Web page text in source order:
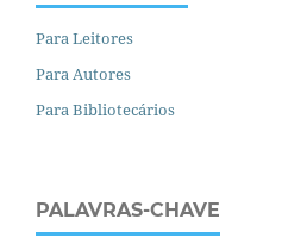
Para Leitores
Para Autores
Para Bibliotecários
PALAVRAS-CHAVE